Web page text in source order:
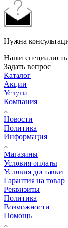
Нужна
Наши
Задать вопрос
Каталог
Акции
Услуги
Компания
Новости
Политика
Информация
Магазины
Условия оплаты
Условия доставки
Гарантия на товар
Реквизиты
Политика
Возможности
Помощь